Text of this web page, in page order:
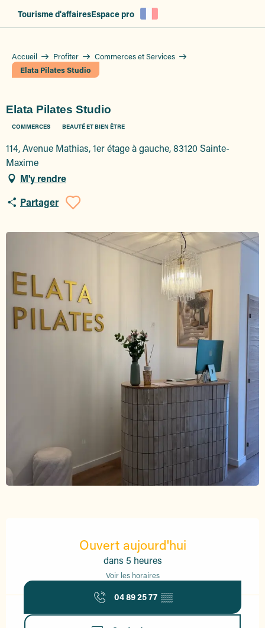
Tourisme d'affairesEspace pro
Accueil Profiter
Commerces et Services
Elata Pilates Studio
Elata Pilates Studio
COMMERCES BEAUTÉ ET BIEN ÊTRE
114, Avenue Mathias, 1er étage à gauche, 83120 Sainte-
Maxime
M'y rendre
Partager
Ajouter aux favoris
Ouvert aujourd'hui
dans 5 heures
Voir les horaires
04 89 25 77 ▒▒